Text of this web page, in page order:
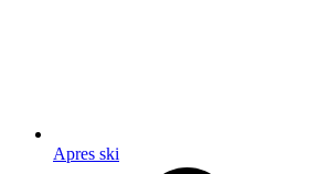
Apres ski